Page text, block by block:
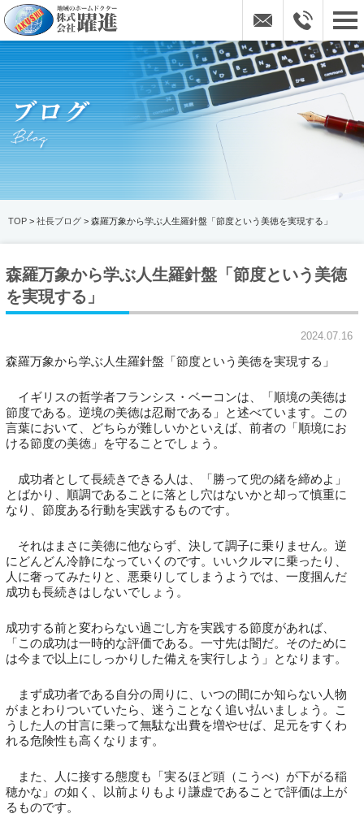
TOP > 社長ブログ > 森羅万象から学ぶ人生羅針盤「節度という美徳を実現する」
森羅万象から学ぶ人生羅針盤「節度という美徳
を実現する」
2024.07.16
森羅万象から学ぶ人生羅針盤「節度という美徳を実現する」
イギリスの哲学者フランシス・ベーコンは、「順境の美徳は
節度である。逆境の美徳は忍耐である」と述べています。この
言葉において、どちらが難しいかといえば、前者の「順境にお
ける節度の美徳」を守ることでしょう。
成功者として長続きできる人は、「勝って兜の緒を締めよ」
とばかり、順調であることに落とし穴はないかと却って慎重に
なり、節度ある行動を実践するものです。
それはまさに美徳に他ならず、決して調子に乗りません。逆
にどんどん冷静になっていくのです。いいクルマに乗ったり、
人に奢ってみたりと、悪乗りしてしまうようでは、一度掴んだ
成功も長続きはしないでしょう。
成功する前と変わらない過ごし方を実践する節度があれば、
「この成功は一時的な評価である。一寸先は闇だ。そのために
は今まで以上にしっかりした備えを実行しよう」となります。
まず成功者である自分の周りに、いつの間にか知らない人物
がまとわりついていたら、迷うことなく追い払いましょう。こ
うした人の甘言に乗って無駄な出費を増やせば、足元をすくわ
れる危険性も高くなります。
また、人に接する態度も「実るほど頭（こうべ）が下がる稲
穂かな」の如く、以前よりもより謙虚であることで評価は上が
るものです。